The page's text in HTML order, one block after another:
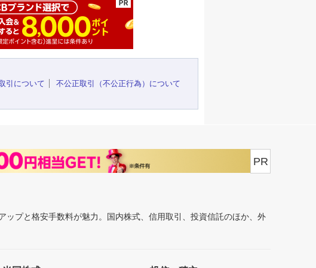
引について
不公正取引（不公正行為）について
PR
プと格安手数料が魅力。国内株式、信用取引、投資信託のほか、外